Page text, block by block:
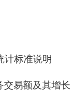
计标准说明
易额及其增